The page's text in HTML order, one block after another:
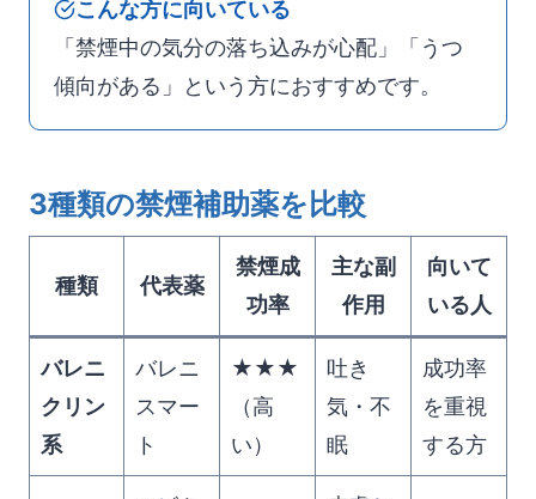
こんな方に向いている
「禁煙中の気分の落ち込みが心配」「うつ
傾向がある」という方におすすめです。
3種類の禁煙補助薬を比較
種類 代表薬
禁煙成
功率
主な副
作用
向いて
いる人
バレニ
クリン
系
バレニ
スマー
ト
★★★
（高
い）
吐き
気・不
眠
成功率
を重視
する方